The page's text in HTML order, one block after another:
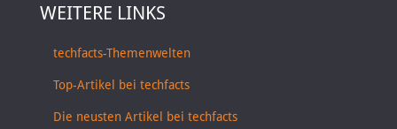
WEITERE LINKS
techfacts-Themenwelten
Top-Artikel bei techfacts
Die neusten Artikel bei techfacts